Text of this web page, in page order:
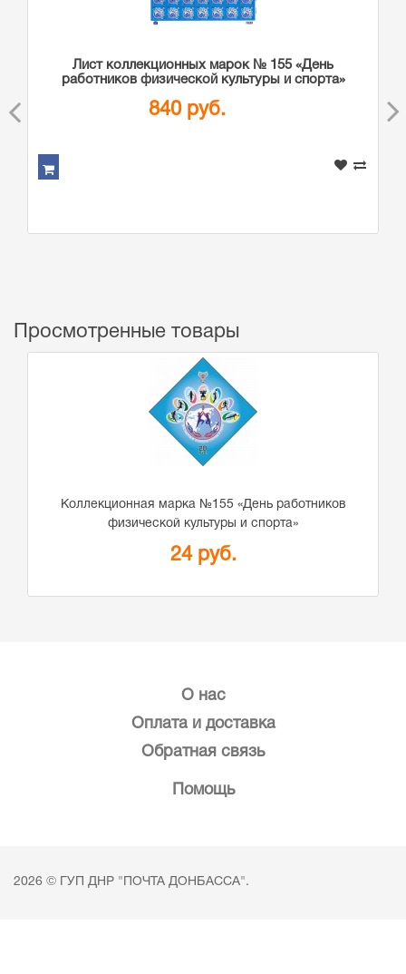
Лист коллекционных марок № 155 «День
работников физической культуры и спорта»
840 руб.
Просмотренные товары
Коллекционная марка №155 «День работников
физической культуры и спорта»
24 руб.
О нас
Оплата и доставка
Обратная связь
Помощь
2026 © ГУП ДНР "ПОЧТА ДОНБАССА".